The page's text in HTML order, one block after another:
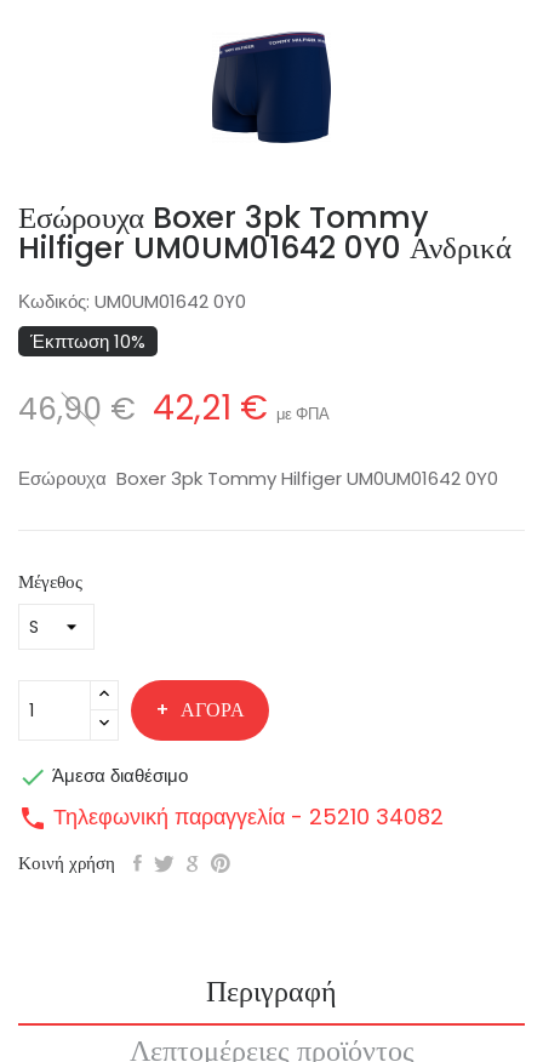
Εσώρουχα Boxer 3pk Tommy
Hilfiger UM0UM01642 0Y0 Ανδρικά
Κωδικός: UM0UM01642 0Y0
Έκπτωση 10%
46,90 € 42,21 € με ΦΠΑ
Εσώρουχα Boxer 3pk Tommy Hilfiger UM0UM01642 0Y0
Μέγεθος
ΑΓΟΡΆ
 Άμεσα διαθέσιμο
call Τηλεφωνική παραγγελία - 25210 34082
Κοινή χρήση
Περιγραφή
Λεπτομέρειες προϊόντος